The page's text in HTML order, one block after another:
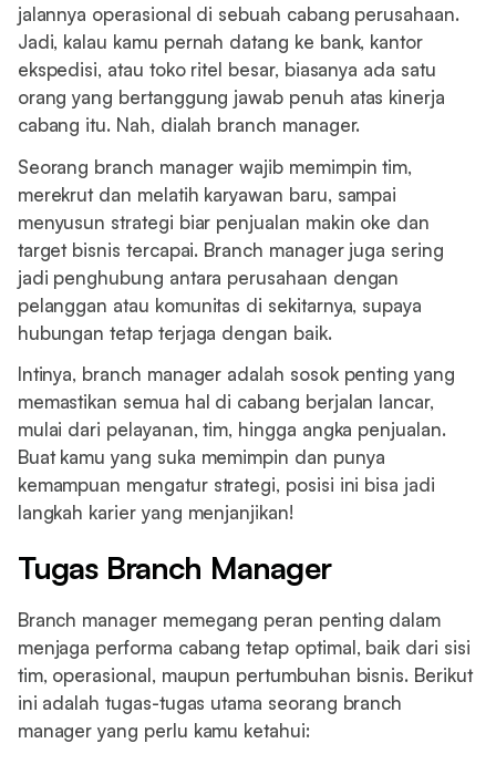
jalannya operasional di sebuah cabang perusahaan.
Jadi, kalau kamu pernah datang ke bank, kantor
ekspedisi, atau toko ritel besar, biasanya ada satu
orang yang bertanggung jawab penuh atas kinerja
cabang itu. Nah, dialah branch manager.
Seorang branch manager wajib memimpin tim,
merekrut dan melatih karyawan baru, sampai
menyusun strategi biar penjualan makin oke dan
target bisnis tercapai. Branch manager juga sering
jadi penghubung antara perusahaan dengan
pelanggan atau komunitas di sekitarnya, supaya
hubungan tetap terjaga dengan baik.
Intinya, branch manager adalah sosok penting yang
memastikan semua hal di cabang berjalan lancar,
mulai dari pelayanan, tim, hingga angka penjualan.
Buat kamu yang suka memimpin dan punya
kemampuan mengatur strategi, posisi ini bisa jadi
langkah karier yang menjanjikan!
Tugas Branch Manager
Branch manager memegang peran penting dalam
menjaga performa cabang tetap optimal, baik dari sisi
tim, operasional, maupun pertumbuhan bisnis. Berikut
ini adalah tugas-tugas utama seorang branch
manager yang perlu kamu ketahui: